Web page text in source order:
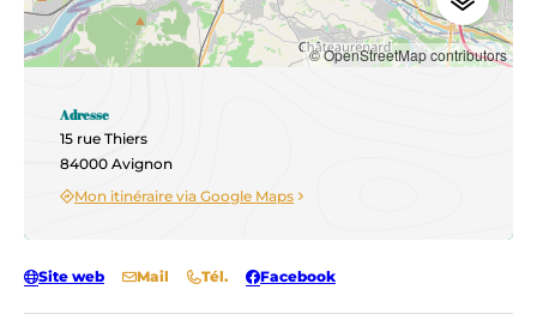
© OpenStreetMap contributors
Adresse
15 rue Thiers
84000 Avignon
Mon itinéraire via Google Maps
Site web Mail Tél. Facebook